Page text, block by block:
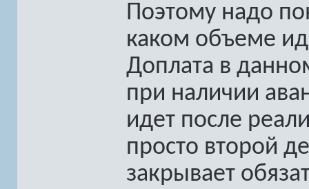
Поэтому надо
каком объеме
Доплата в
при наличии
идет после
просто второй
закрывает